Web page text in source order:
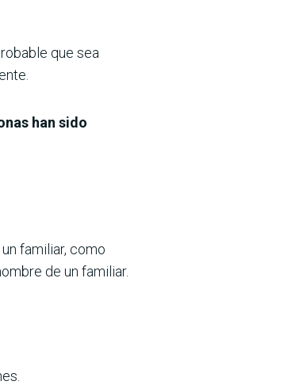
que sea
han sido
un familiar, como
de un familiar.